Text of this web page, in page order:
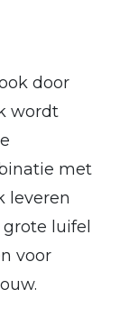
door
wordt
met
leveren
luifel
voor